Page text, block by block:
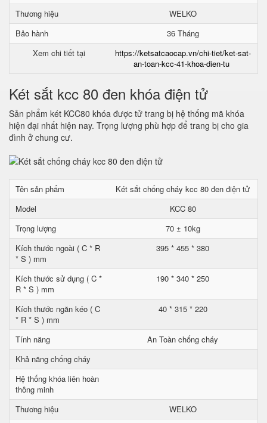
Thương hiệu
WELKO
Bảo hành
36 Tháng
Xem chi tiết tại
https://ketsatcaocap.vn/chi-tiet/ket-sat-
an-toan-kcc-41-khoa-dien-tu
Két sắt kcc 80 đen khóa điện tử
Sản phẩm két KCC80 khóa được tử trang bị hệ thống mã khóa
hiện đại nhất hiện nay. Trọng lượng phù hợp để trang bị cho gia
đình ở chung cư.
Tên sản phẩm
Két sắt chống cháy kcc 80 đen điện tử
Model
KCC 80
Trọng lượng
70 ± 10kg
Kích thước ngoài ( C * R
* S ) mm
395 * 455 * 380
Kích thước sử dụng ( C *
R * S ) mm
190 * 340 * 250
Kích thước ngăn kéo ( C
* R * S ) mm
40 * 315 * 220
Tính năng
An Toàn chống cháy
Khả năng chống cháy
Hệ thống khóa liên hoàn
thông minh
Thương hiệu
WELKO